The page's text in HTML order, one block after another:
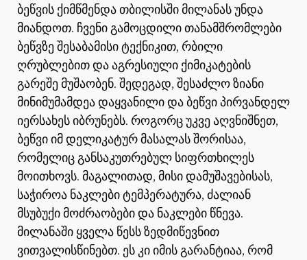
ბეწვის ქიმწმენდა თბილისში მილანას უნდა
მიანდოთ. ჩვენი გამოცდილი თანამშრომლები
ბეწვზე შესაბამისი ტექნიკით, რბილი
ღრუბლებით და აგრესიული ქიმიკატების
გარეშე მუშაობენ. შედეგად, შესაძლო ზიანი
მინიმუმამდეა დაყვანილი და ბეწვი პირვანდელ
იერსახეს იბრუნებს. როგორც უკვე აღვნიშნეთ,
ბეწვი იმ დელიკატურ მასალას შორისაა,
რომელიც განსაკუთრებულ სიფრთხილეს
მოითხოვს. მაგალითად, მისი დამუშავებისას,
საჭიროა ნაკლები ტემპერატურა, ძალიან
მსუბუქი მოძრაობები და ნაკლები წნევა.
მილანაში ყველა წესს ზედმიწევნით
ვითვალისწინებთ. ეს კი იმის გარანტიაა, რომ